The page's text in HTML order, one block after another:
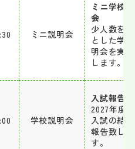
ミニ説明会
ミニ学校
会
少人数を
とした学
明会を実
します。
学校説明会
入試報告会
2027年度
入試の結
報告致しま
す。